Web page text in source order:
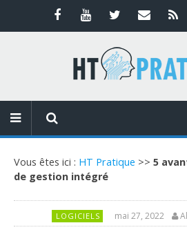
Vous êtes ici : HT Pratique >> 5
de gestion intégré
LOGICIELS mai 27, 2022